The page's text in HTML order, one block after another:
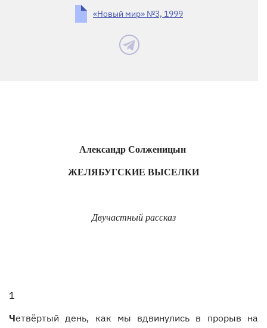
«Новый мир» №3, 1999
Александр Солженицын
ЖЕЛЯБУГСКИЕ ВЫСЕЛКИ
Двучастный рассказ
1
Четвёртый день, как мы вдвинулись в прорыв на